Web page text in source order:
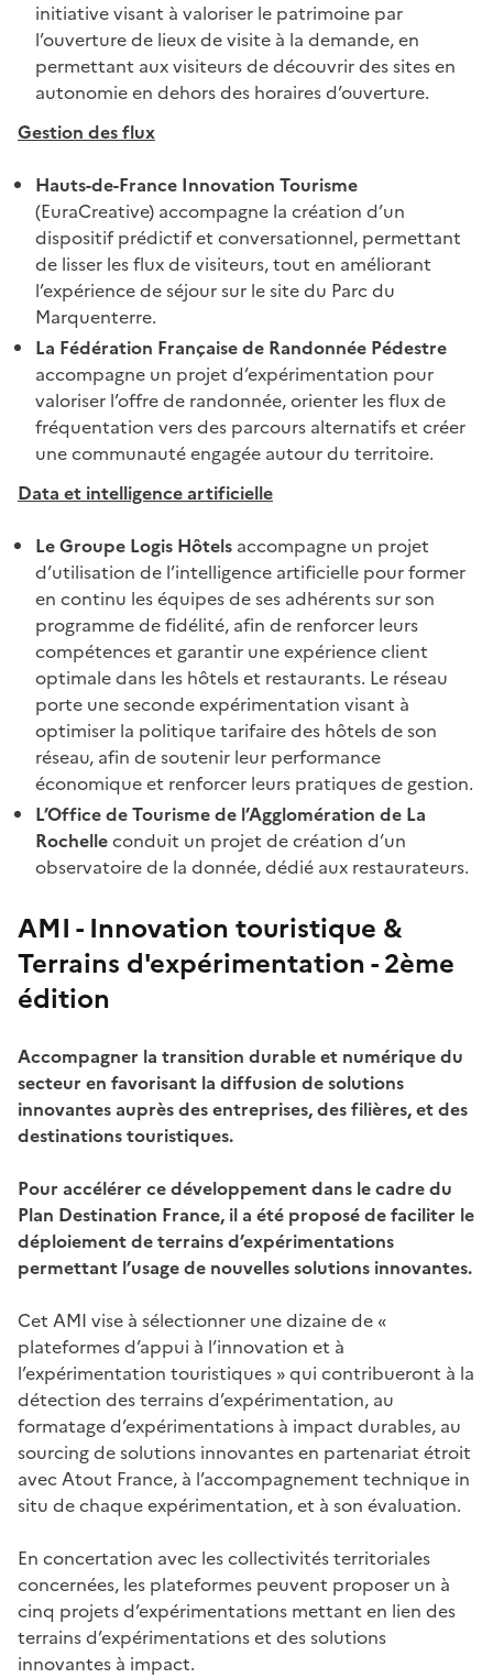
initiative visant à valoriser le patrimoine par
l’ouverture de lieux de visite à la demande, en
permettant aux visiteurs de découvrir des sites en
autonomie en dehors des horaires d’ouverture.
Gestion des flux
Hauts-de-France Innovation Tourisme
(EuraCreative) accompagne la création d’un
dispositif prédictif et conversationnel, permettant
de lisser les flux de visiteurs, tout en améliorant
l’expérience de séjour sur le site du Parc du
Marquenterre.
La Fédération Française de Randonnée Pédestre
accompagne un projet d’expérimentation pour
valoriser l’offre de randonnée, orienter les flux de
fréquentation vers des parcours alternatifs et créer
une communauté engagée autour du territoire.
Data et intelligence artificielle
Le Groupe Logis Hôtels accompagne un projet
d’utilisation de l’intelligence artificielle pour former
en continu les équipes de ses adhérents sur son
programme de fidélité, afin de renforcer leurs
compétences et garantir une expérience client
optimale dans les hôtels et restaurants. Le réseau
porte une seconde expérimentation visant à
optimiser la politique tarifaire des hôtels de son
réseau, afin de soutenir leur performance
économique et renforcer leurs pratiques de gestion.
L’Office de Tourisme de l’Agglomération de La
Rochelleconduit un projet de création d’un
observatoire de la donnée, dédié aux restaurateurs.
AMI - Innovation touristique &
Terrains d'expérimentation - 2ème
édition
Accompagner la transition durable et numérique du
secteur en favorisant la diffusion de solutions
innovantes auprès des entreprises, des filières, et des
destinations touristiques.
Pour accélérer ce développement dans le cadre du
Plan Destination France, il a été proposé de faciliter le
déploiement de terrains d’expérimentations
permettant l’usage de nouvelles solutions innovantes.
Cet AMI vise à sélectionner une dizaine de «
plateformes d’appui à l’innovation et à
l’expérimentation touristiques » qui contribueront à la
détection des terrains d’expérimentation, au
formatage d’expérimentations à impact durables, au
sourcing de solutions innovantes en partenariat étroit
avec Atout France, à l’accompagnement technique in
situ de chaque expérimentation, et à son évaluation.
En concertation avec les collectivités territoriales
concernées, les plateformes peuvent proposer un à
cinq projets d’expérimentations mettant en lien des
terrains d’expérimentations et des solutions
innovantes à impact.